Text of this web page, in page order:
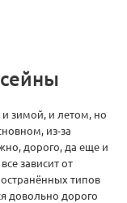
зимой, и летом, но
из-за
дорого, да еще и
зависит от
типов
довольно дорого